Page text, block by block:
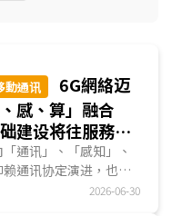
動通讯
6G網絡迈
感、算」融合
建设将往服務器
通讯」、「感知」、
赖通讯协定演进，也需
技术突破。次太赫兹频
2026-06-30